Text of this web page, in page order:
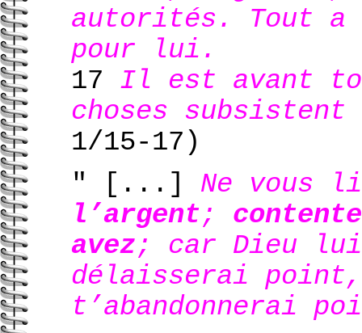
autorités. Tout
pour lui.
17 Il est avant
choses
1/15-17)
" [...] Ne vous
l’argent;
avez; car Dieu
délaisserai
t’abandonnerai